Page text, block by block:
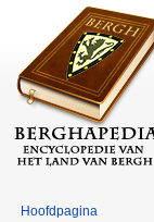
Hoofdpagina